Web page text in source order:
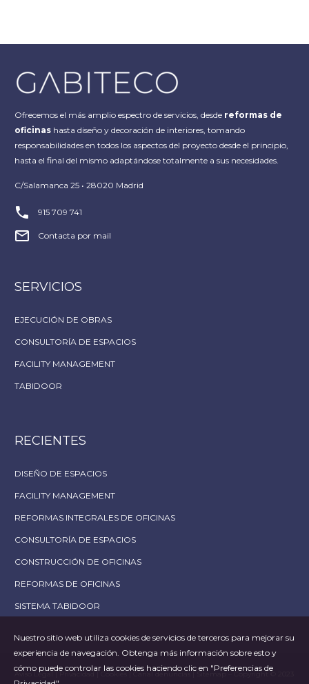
Ofrecemos el más amplio espectro de servicios, desde reformas de
oficinas hasta diseño y decoración de interiores, tomando
responsabilidades en todos los aspectos del proyecto desde el principio,
hasta el final del mismo adaptándose totalmente a sus necesidades.
C/Salamanca 25 • 28020 Madrid

 915 709 741

 Contacta por mail
SERVICIOS
EJECUCIÓN DE OBRAS
CONSULTORÍA DE ESPACIOS
FACILITY MANAGEMENT
TABIDOOR
RECIENTES
DISEÑO DE ESPACIOS
FACILITY MANAGEMENT
REFORMAS INTEGRALES DE OFICINAS
CONSULTORÍA DE ESPACIOS
CONSTRUCCIÓN DE OFICINAS
REFORMAS DE OFICINAS
SISTEMA TABIDOOR
Aviso Legal
Nuestro sitio web utiliza cookies de servicios de terceros para mejorar su
experiencia de navegación. Obtenga más información sobre esto y
cómo puede controlar las cookies haciendo clic en "Preferencias de